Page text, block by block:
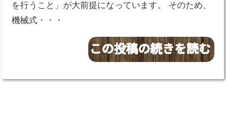
を行うこと」が大前提になっています。 そのため、
機械式・・・